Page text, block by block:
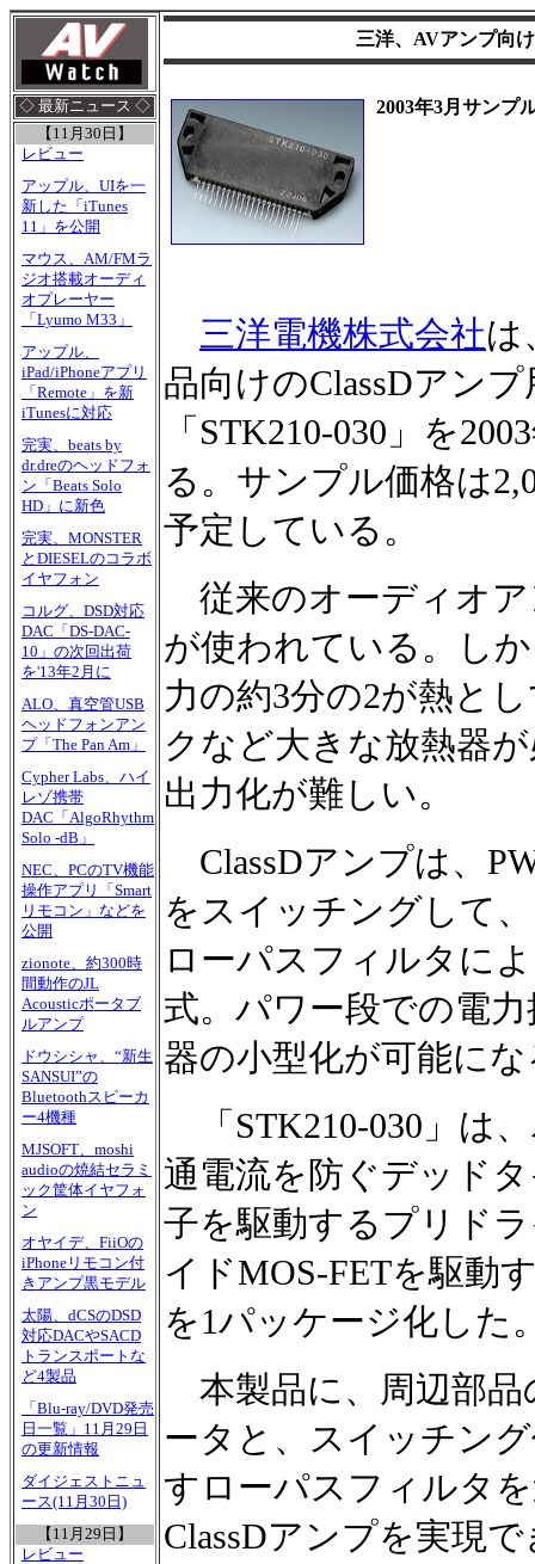
◇ 最新ニュース ◇
【11月30日】
レビュー
アップル、UIを一
新した「iTunes
11」を公開
マウス、AM/FMラ
ジオ搭載オーディ
オプレーヤー
「Lyumo M33」
アップル、
iPad/iPhoneアプリ
「Remote」を新
iTunesに対応
完実、beats by
dr.dreのヘッドフォ
ン「Beats Solo
HD」に新色
完実、MONSTER
とDIESELのコラボ
イヤフォン
コルグ、DSD対応
DAC「DS-DAC-
10」の次回出荷
を'13年2月に
ALO、真空管USB
ヘッドフォンアン
プ「The Pan Am」
Cypher Labs、ハイ
レゾ携帯
DAC「AlgoRhythm
Solo -dB」
NEC、PCのTV機能
操作アプリ「Smart
リモコン」などを
公開
zionote、約300時
間動作のJL
Acousticポータブ
ルアンプ
ドウシシャ、“新生
SANSUI”の
Bluetoothスピーカ
ー4機種
MJSOFT、moshi
audioの焼結セラミ
ック筐体イヤフォ
ン
オヤイデ、FiiOの
iPhoneリモコン付
きアンプ黒モデル
太陽、dCSのDSD
対応DACやSACD
トランスポートな
ど4製品
「Blu-ray/DVD発売
日一覧」11月29日
の更新情報
ダイジェストニュ
ース(11月30日)
【11月29日】
レビュー
三洋、AVアンプ向
2003年3月サンプ
三洋電機株式会社は
品向けのClassDアン
「STK210-030」を
る。サンプル価格は
予定している。
従来のオーディオア
が使われている。し
力の約3分の2が熱と
クなど大きな放熱器
出力化が難しい。
ClassDアンプは、
をスイッチングして
ローパスフィルタに
式。パワー段での電
器の小型化が可能に
「STK210-030」は
通電流を防ぐデッド
子を駆動するプリド
イドMOS-FETを駆動
を1パッケージ化した
本製品に、周辺部品
ータと、スイッチン
すローパスフィルタ
ClassDアンプを実現